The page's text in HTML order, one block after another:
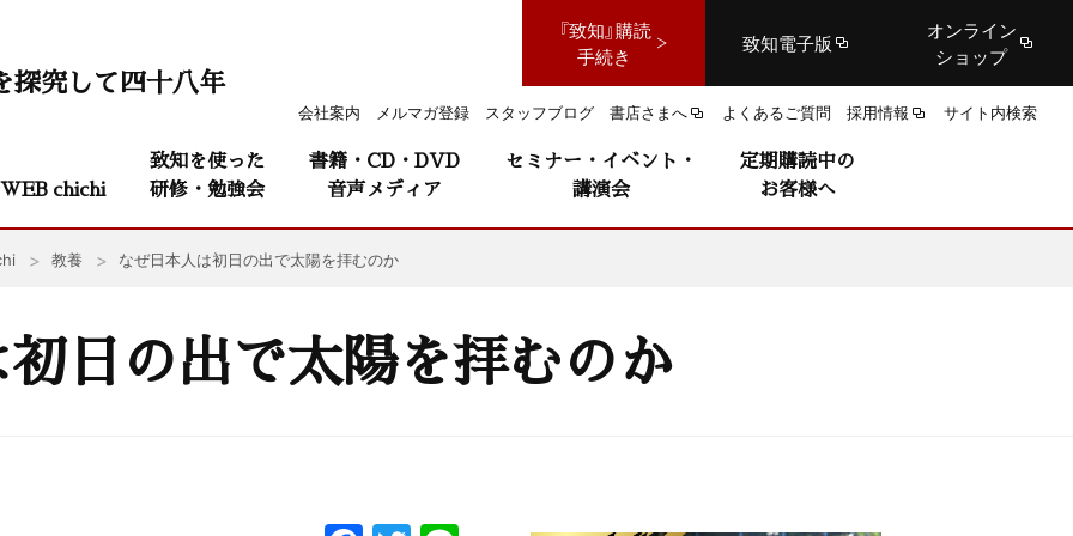
『致知』購読
手続き
致知電子版
オンライン
ショップ
会社案内 メルマガ登録 スタッフブログ 書店さまへ よくあるご質問 採用情報 サイト内検索
探究して四十八年
WEB chichi
致知を使った
研修・勉強会
書籍・CD・DVD
音声メディア
セミナー・イベント・
講演会
定期購読中の
お客様へ
教養 なぜ日本人は初日の出で太陽を拝むのか
日の出で太陽を拝むのか